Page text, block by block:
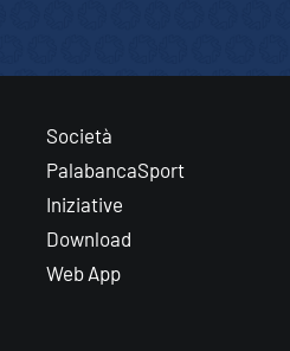
Società
PalabancaSport
Iniziative
Download
Web App